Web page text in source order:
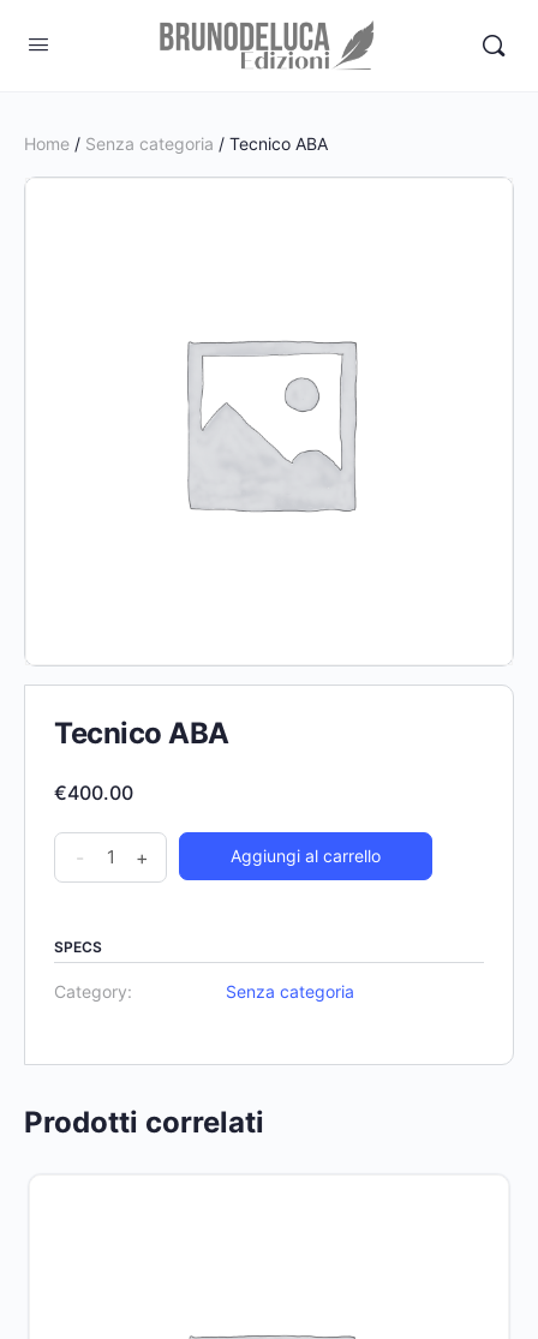
Home / Senza categoria / Tecnico ABA
Tecnico ABA
€400.00
- + Aggiungi al carrello
SPECS
Category: Senza categoria
Prodotti correlati